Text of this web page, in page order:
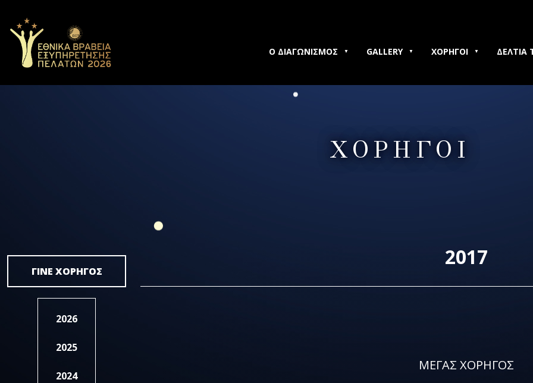
Ο ΔΙΑΓΩΝΙΣΜΟΣ GALLERY ΧΟΡΗΓΟΙ ΔΕΛΤΙΑ
ΧΟΡΗΓΟΙ
ΓΙΝΕ ΧΟΡΗΓΟΣ
2026
2025
2024
2017
ΜΕΓΑΣ ΧΟΡΗΓΟΣ